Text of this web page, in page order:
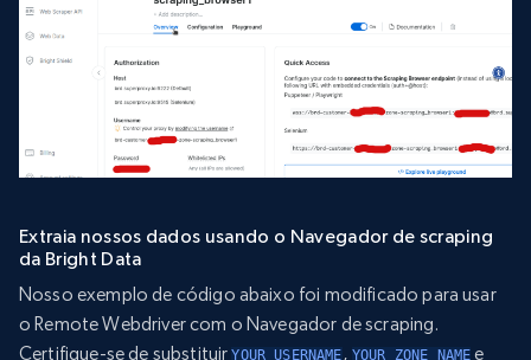
Extraia nossos dados usando o Navegador de scraping
da Bright Data
Nosso exemplo de código abaixo foi modificado para usar
o Remote Webdriver com o Navegador de scraping.
Certifique-se de substituirYOUR_USERNAME, YOUR_ZONE_NAME e